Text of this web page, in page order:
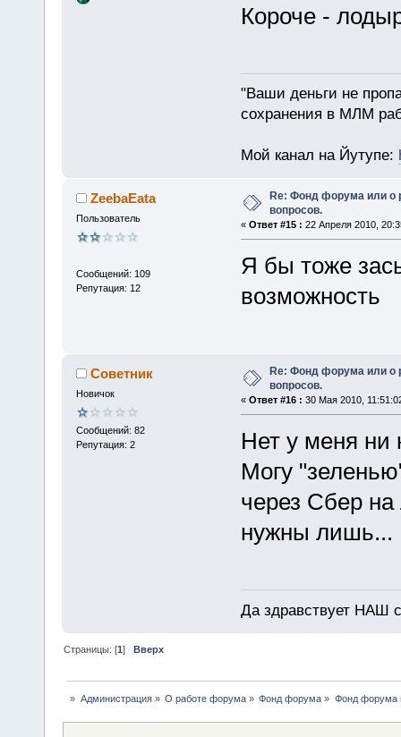
Короче -
"Ваши деньги не
сохранения в МЛМ
Мой канал на Йутупе:
ZeebaEata
Пользователь
Сообщений: 109
Репутация: 12
Re: Фонд форума или
вопросов.
« Ответ #15 : 22 Апреля 2010,
Я бы тоже
возможность
Советник
Новичок
Сообщений: 82
Репутация: 2
Re: Фонд форума или
вопросов.
« Ответ #16 : 30 Мая 2010,
Нет у меня ни
Могу
через Сбер на
нужны лишь...
Да здравствует НАШ
Страницы: [1]Вверх
» Администрация» О работе форума» Фонд форума » Фонд форума